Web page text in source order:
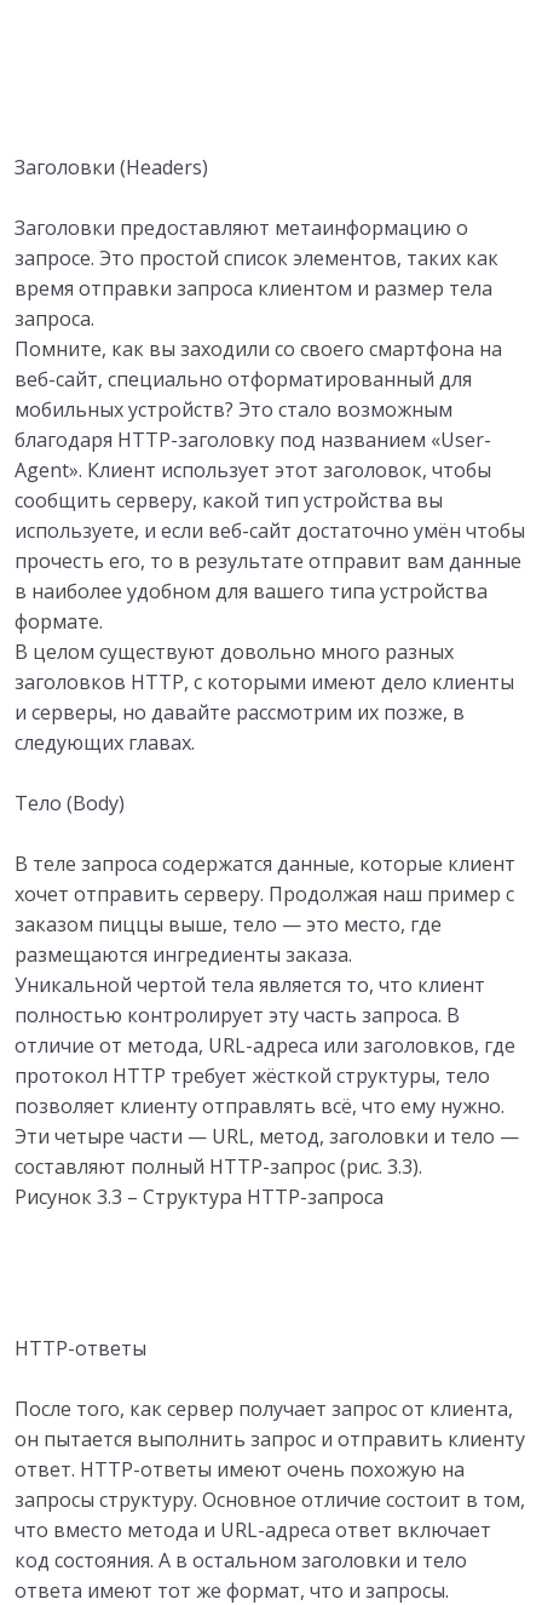
Заголовки (Headers)
Заголовки предоставляют метаинформацию о
запросе. Это простой список элементов, таких как
время отправки запроса клиентом и размер тела
запроса.
Помните, как вы заходили со своего смартфона на
веб-сайт, специально отформатированный для
мобильных устройств? Это стало возможным
благодаря HTTP-заголовку под названием «User-
Agent». Клиент использует этот заголовок, чтобы
сообщить серверу, какой тип устройства вы
используете, и если веб-сайт достаточно умён чтобы
прочесть его, то в результате отправит вам данные
в наиболее удобном для вашего типа устройства
формате.
В целом существуют довольно много разных
заголовков HTTP, с которыми имеют дело клиенты
и серверы, но давайте рассмотрим их позже, в
следующих главах.
Тело (Body)
В теле запроса содержатся данные, которые клиент
хочет отправить серверу. Продолжая наш пример с
заказом пиццы выше, тело — это место, где
размещаются ингредиенты заказа.
Уникальной чертой тела является то, что клиент
полностью контролирует эту часть запроса. В
отличие от метода, URL-адреса или заголовков, где
протокол HTTP требует жёсткой структуры, тело
позволяет клиенту отправлять всё, что ему нужно.
Эти четыре части — URL, метод, заголовки и тело —
составляют полный HTTP-запрос (рис. 3.3).
Рисунок 3.3 – Структура HTTP-запроса
HTTP-ответы
После того, как сервер получает запрос от клиента,
он пытается выполнить запрос и отправить клиенту
ответ. HTTP-ответы имеют очень похожую на
запросы структуру. Основное отличие состоит в том,
что вместо метода и URL-адреса ответ включает
код состояния. А в остальном заголовки и тело
ответа имеют тот же формат, что и запросы.